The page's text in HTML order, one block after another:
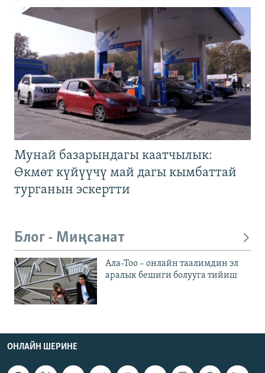
Мунай базарындагы каатчылык:
Өкмөт күйүүчү май дагы кымбаттай
турганын эскертти
Блог - Миңсанат
Ала-Тоо – онлайн таалимдин эл
аралык бешиги болууга тийиш
ОНЛАЙН ШЕРИНЕ